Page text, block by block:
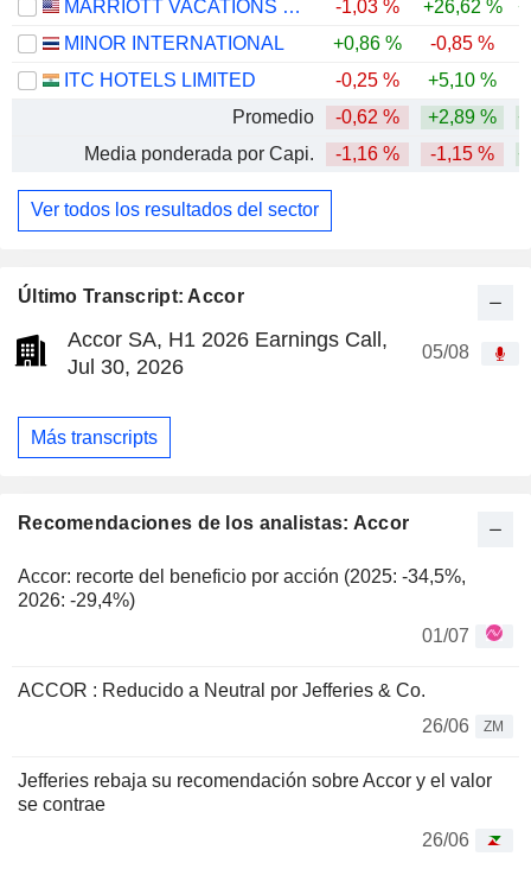
Último Transcript: Accor
Accor SA, H1 2026 Earnings Call,
Jul 30, 2026
05/08
Más transcripts
Recomendaciones de los analistas: Accor
Accor: recorte del beneficio por acción (2025: -34,5%,
2026: -29,4%)
01/07
ACCOR : Reducido a Neutral por Jefferies & Co.
26/06
ZM
Jefferies rebaja su recomendación sobre Accor y el valor
se contrae
26/06
MARRIOTT VACATIONS WORLDWIDE CORPORATION
-1,03 % +26,62 %
MINOR INTERNATIONAL
+0,86 % -0,85 %
ITC HOTELS LIMITED
-0,25 % +5,10 %
Promedio
-0,62 % +2,89 %
Media ponderada por Capi.
-1,16 % -1,15 %
Ver todos los resultados del sector